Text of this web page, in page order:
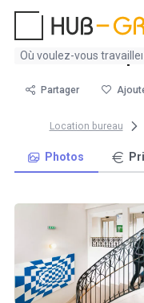
Aucun
trouvé
Grand bureau
Partager
Location bureau
Photos